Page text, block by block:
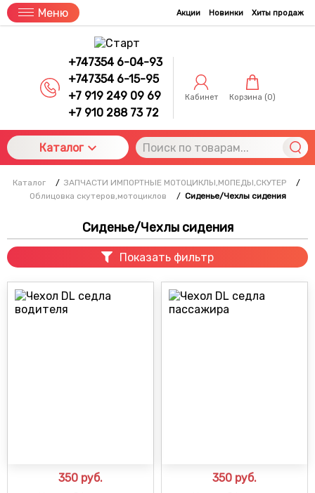
Меню Акции Новинки Хиты продаж
+747354 6-04-93
+747354 6-15-95
+7 919 249 09 69
+7 910 288 73 72
Кабинет Корзина (0)
Каталог
Каталог / ЗАПЧАСТИ ИМПОРТНЫЕ МОТОЦИКЛЫ,МОПЕДЫ,СКУТЕР
/
Облицовка скутеров,мотоциклов
/ Сиденье/Чехлы сидения
Сиденье/Чехлы сидения
Показать фильтр
350 руб.
350 руб.